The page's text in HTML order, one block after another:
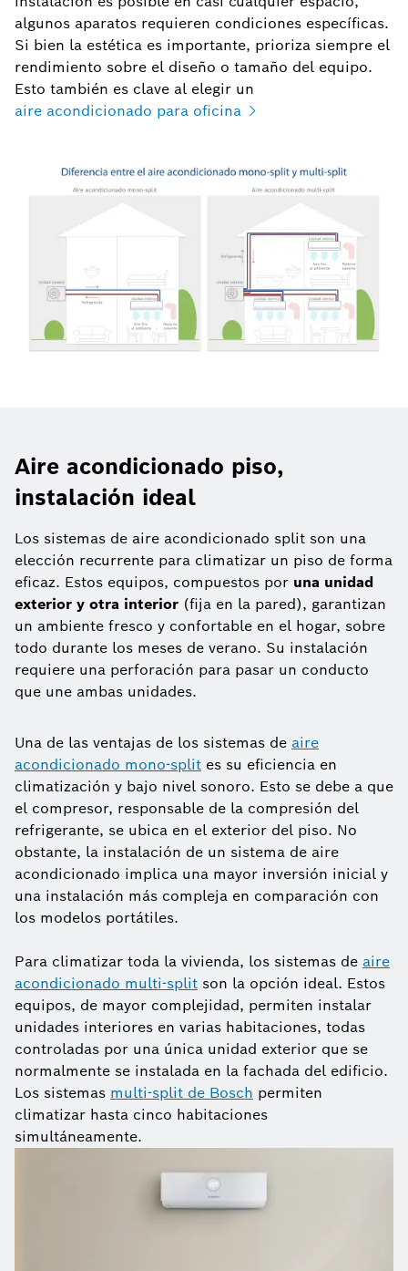
algunos aparatos requieren condiciones específicas.
Si bien la estética es importante, prioriza siempre el
rendimiento sobre el diseño o tamaño del equipo.
Esto también es clave al elegir un
aire acondicionado para oficina
Aire acondicionado piso,
instalación ideal
Los sistemas de aire acondicionado split son una
elección recurrente para climatizar un piso de forma
eficaz. Estos equipos, compuestos por una unidad
exterior y otra interior (fija en la pared), garantizan
un ambiente fresco y confortable en el hogar, sobre
todo durante los meses de verano. Su instalación
requiere una perforación para pasar un conducto
que une ambas unidades.
Una de las ventajas de los sistemas de aire
acondicionado mono-split es su eficiencia en
climatización y bajo nivel sonoro. Esto se debe a que
el compresor, responsable de la compresión del
refrigerante, se ubica en el exterior del piso. No
obstante, la instalación de un sistema de aire
acondicionado implica una mayor inversión inicial y
una instalación más compleja en comparación con
los modelos portátiles.
Para climatizar toda la vivienda, los sistemas de aire
acondicionado multi-split son la opción ideal. Estos
equipos, de mayor complejidad, permiten instalar
unidades interiores en varias habitaciones, todas
controladas por una única unidad exterior que se
normalmente se instalada en la fachada del edificio.
Los sistemas multi-split de Bosch permiten
climatizar hasta cinco habitaciones
simultáneamente.